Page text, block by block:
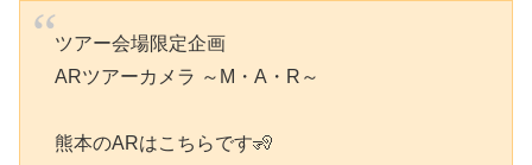
ツアー会場限定企画
ARツアーカメラ ～M・A・R～
熊本のARはこちらです🧏